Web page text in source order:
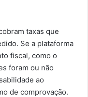
taxas que
Se a plataforma
fiscal, como o
foram ou não
ao
de comprovação.